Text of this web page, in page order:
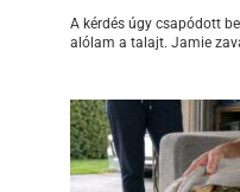
A kérdés úgy csapódott
alólam a talajt. Jamie